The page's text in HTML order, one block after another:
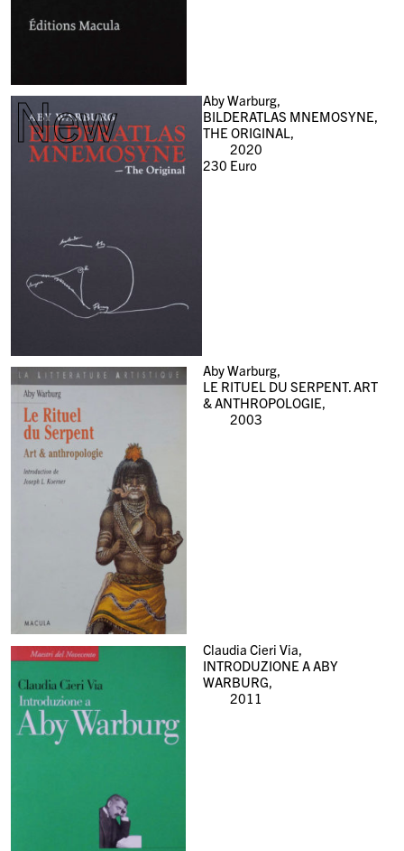
New
Aby Warburg,
BILDERATLAS MNEMOSYNE,
THE ORIGINAL,
2020
230 Euro
Aby Warburg,
LE RITUEL DU SERPENT. ART
& ANTHROPOLOGIE,
2003
Claudia Cieri Via,
INTRODUZIONE A ABY
WARBURG,
2011